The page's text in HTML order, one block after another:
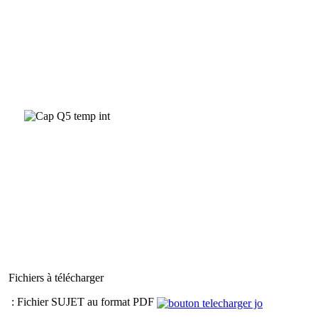
Fichiers à télécharger
: Fichier SUJET au format PDF